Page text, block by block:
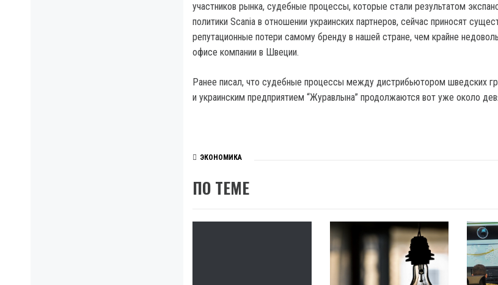
участников рынка, судебные процессы, которые стали результатом
политики Scania в отношении украинских партнеров, сейчас приносят
репутационные потери самому бренду в нашей стране, чем крайне
офисе компании в Швеции.
Ранее писал, что судебные процессы между дистрибьютором шведских
и украинским предприятием “Журавлына” продолжаются вот уже около
ЭКОНОМИКА
ПО ТЕМЕ